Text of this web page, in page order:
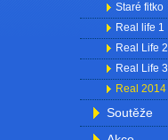
Staré fitko
Real life 1
Real Life 2
Real Life 3
Real 2014
Soutěže